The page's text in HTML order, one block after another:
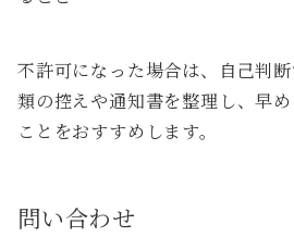
不許可になった場合は、自己判
類の控えや通知書を整理し、早
ことをおすすめします。
問い合わせ